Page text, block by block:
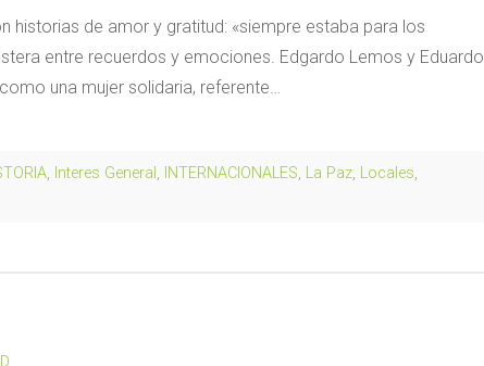
historias de amor y gratitud: «siempre estaba para los
entre recuerdos y emociones. Edgardo Lemos y Eduardo
una mujer solidaria, referente…
, Interes General , INTERNACIONALES, La Paz, Locales,